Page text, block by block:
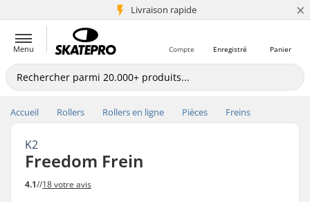
Livraison rapide
+5 mio de clients ×
Menu Panier
Enregistré
Compte
Accueil Rollers Rollers en ligne Pièces Freins
K2
Freedom Frein
4.1//18 votre avis